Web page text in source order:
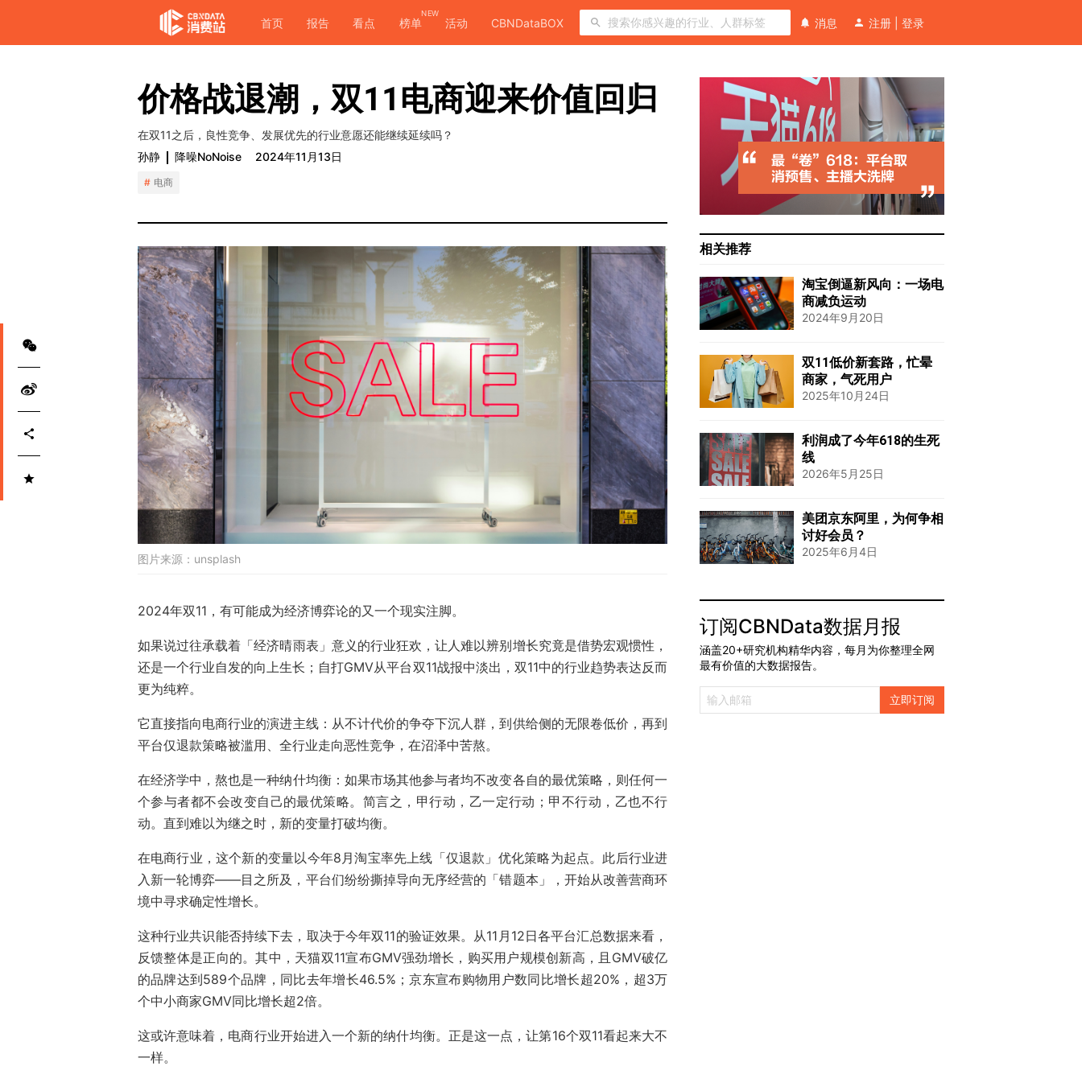
首页 报告 看点 榜单
NEW
活动 CBNDataBOX 消息 注册 登录
价格战退潮，双11电商迎来价值回归
在双11之后，良性竞争、发展优先的行业意愿还能继续延续吗？
孙静
降噪NoNoise 2024年11月13日
电商
图片来源： unsplash
2024年双11，有可能成为经济博弈论的又一个现实注脚。
如果说过往承载着「经济晴雨表」意义的行业狂欢，让人难以辨别增长究竟是借势宏观惯性，
还是一个行业自发的向上生长；自打GMV从平台双11战报中淡出，双11中的行业趋势表达反而
更为纯粹。
它直接指向电商行业的演进主线：从不计代价的争夺下沉人群，到供给侧的无限卷低价，再到
平台仅退款策略被滥用、全行业走向恶性竞争，在沼泽中苦熬。
在经济学中，熬也是一种纳什均衡：如果市场其他参与者均不改变各自的最优策略，则任何一
个参与者都不会改变自己的最优策略。简言之，甲行动，乙一定行动；甲不行动，乙也不行
动。直到难以为继之时，新的变量打破均衡。
在电商行业，这个新的变量以今年8月淘宝率先上线「仅退款」优化策略为起点。此后行业进
入新一轮博弈——目之所及，平台们纷纷撕掉导向无序经营的「错题本」，开始从改善营商环
境中寻求确定性增长。
这种行业共识能否持续下去，取决于今年双11的验证效果。从11月12日各平台汇总数据来看，
反馈整体是正向的。其中，天猫双11宣布GMV强劲增长，购买用户规模创新高，且GMV破亿
的品牌达到589个品牌，同比去年增长46.5%；京东宣布购物用户数同比增长超20%，超3万
个中小商家GMV同比增长超2倍。
这或许意味着，电商行业开始进入一个新的纳什均衡。正是这一点，让第16个双11看起来大不
一样。
相关推荐
淘宝倒逼新风向：一场电
商减负运动
2024年9月20日
双11低价新套路，忙晕
商家，气死用户
2025年10月24日
利润成了今年618的生死
线
2026年5月25日
美团京东阿里，为何争相
讨好会员？
2025年6月4日
订阅CBNData数据月报
涵盖20+研究机构精华内容，每月为你整理全网
最有价值的大数据报告。
立即订阅